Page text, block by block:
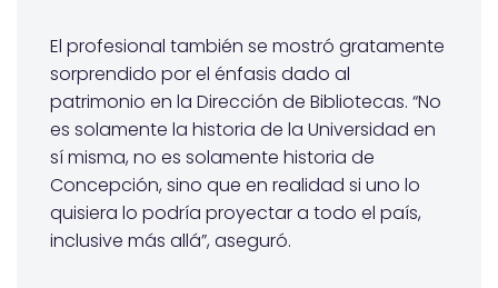
El profesional también se mostró gratamente
sorprendido por el énfasis dado al
patrimonio en la Dirección de Bibliotecas. “No
es solamente la historia de la Universidad en
sí misma, no es solamente historia de
Concepción, sino que en realidad si uno lo
quisiera lo podría proyectar a todo el país,
inclusive más allá”, aseguró.